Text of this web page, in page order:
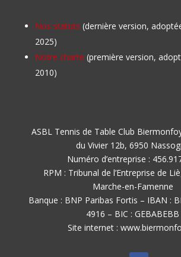
Nos statuts (dernière version,
2025)
Notre charte (première version,
2010)
ASBL Tennis de Table Club
du Vivier 12b, 6950
Numéro d’entreprise :
RPM : Tribunal de l’Entreprise de
Marche-en-Famenne
Banque : BNP Paribas Fortis – IBAN :
4916 – BIC : GEBABEBB
Site internet :